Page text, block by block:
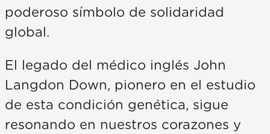
poderoso símbolo de solidaridad
global.
El legado del médico inglés John
Langdon Down, pionero en el estudio
de esta condición genética, sigue
resonando en nuestros corazones y